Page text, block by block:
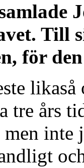
Till
för
tre års
inte